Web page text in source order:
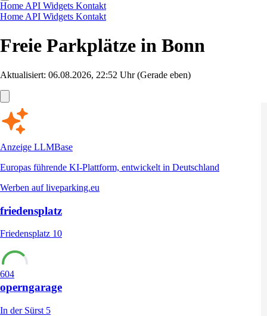
Home API Widgets Kontakt
Home API Widgets Kontakt
Freie Parkplätze in Bonn
Aktualisiert: 06.08.2026, 22:52 Uhr(Gerade eben)
Anzeige LLMBase
Europas führende KI-Plattform, entwickelt in Deutschland
Werben auf liveparking.eu
friedensplatz
Friedensplatz 10
604
operngarage
In der Sürst 5